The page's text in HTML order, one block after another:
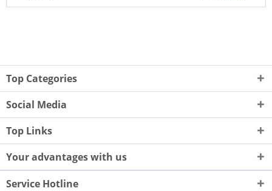
Top Categories
Social Media
Top Links
Your advantages with us
Service Hotline